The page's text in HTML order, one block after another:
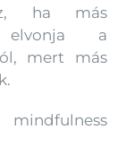
ha más
elvonja a
mert más